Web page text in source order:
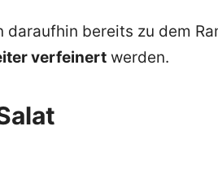
daraufhin bereits zu dem
verfeinert werden.